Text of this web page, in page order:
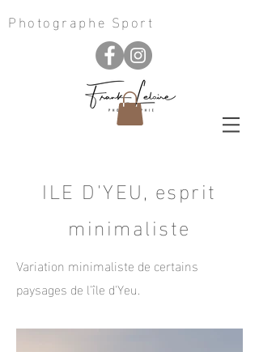
Photographe Sport
ILE D'YEU, esprit
minimaliste
Variation minimaliste de certains
paysages de l'île d'Yeu.